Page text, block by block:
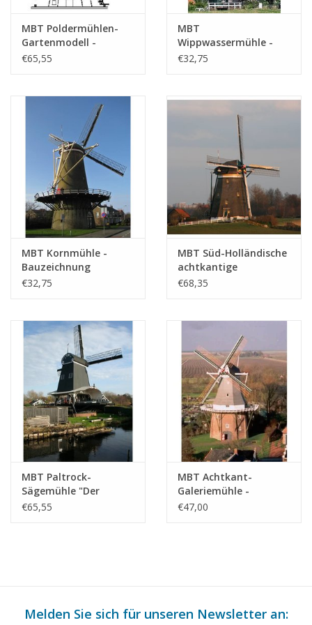
MBT Poldermühlen-
Gartenmodell -
Bauzeichnung
€65,55
MBT
Wippwassermühle -
Bauzeichnung
€32,75
MBT Kornmühle -
Bauzeichnung
Maßstab 1 : 100
€32,75
MBT Süd-Holländische
achtkantige
Wassermühle -
(30.06.009)
€68,35
MBT Paltrock-
Sägemühle "Der
Einhorn" -
€65,55
MBT Achtkant-
Galeriemühle -
Bauzeichnung
€47,00
Melden Sie sich für unseren Newsletter an: